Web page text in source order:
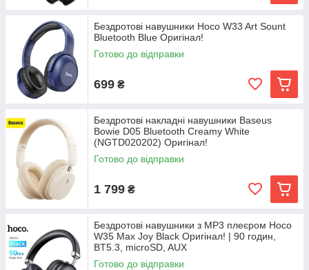
Бездротові навушники Hoco W33 Art Sount
Bluetooth Blue Оригінал!
Готово до відправки
699 ₴
Бездротові накладні навушники Baseus
Bowie D05 Bluetooth Creamy White
(NGTD020202) Оригінал!
Готово до відправки
1 799 ₴
Бездротові навушники з MP3 плеєром Hoco
W35 Max Joy Black Оригінал! | 90 годин,
BT5.3, microSD, AUX
Готово до відправки